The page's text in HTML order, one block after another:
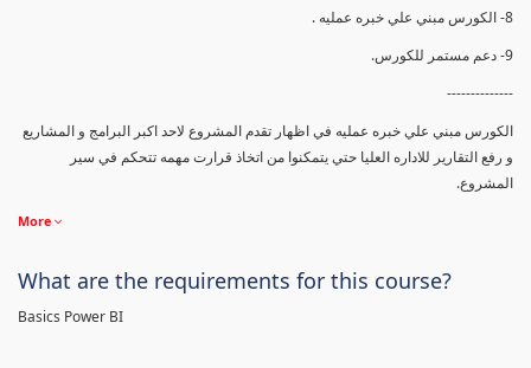
8- الكورس مبني علي خبره عمليه .
9- دعم مستمر للكورس.
--------------
الكورس مبني علي خبره عمليه في اظهار تقدم المشروع لاحد اكبر البرامج و المشاريع
و رفع التقارير للاداره العليا حتي يتمكنوا من اتخاذ قرارت مهمه تتحكم في سير
المشروع.
More
What are the requirements for this course?
Basics Power BI